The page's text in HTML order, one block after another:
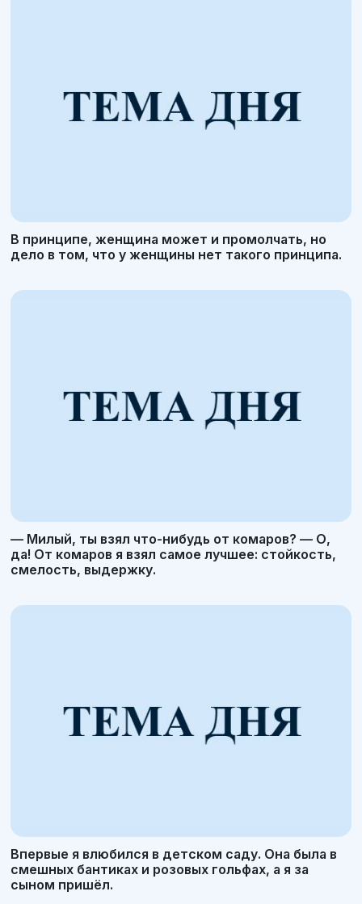
В принципе, женщина может и промолчать, но
дело в том, что у женщины нет такого принципа.
— Милый, ты взял что-нибудь от комаров? — О,
да! От комаров я взял самое лучшее: стойкость,
смелость, выдержку.
Впервые я влюбился в детском саду. Она была в
смешных бантиках и розовых гольфах, а я за
сыном пришёл.